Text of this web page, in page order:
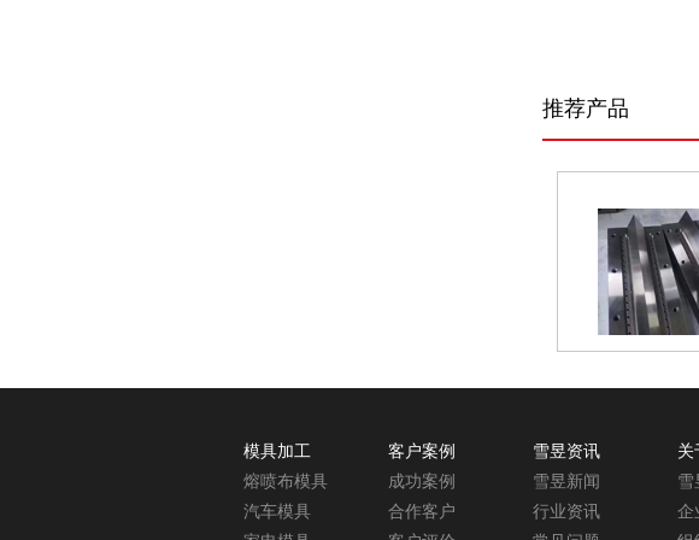
推荐产品
模具加工
熔喷布模具
汽车模具
客户案例
成功案例
合作客户
雪昱资讯
雪昱新闻
行业资讯
关
雪
企